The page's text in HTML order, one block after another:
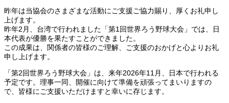
昨年は当協会のさまざまな活動にご支援ご協力賜り、厚くお礼申し
上げます。
昨年2月、台湾で行われました「第1回世界ろう野球大会」では、日
本代表が優勝を果たすことができました。
この成果は、関係者の皆様のご理解、ご支援のおかげと心よりお礼
申し上げます。
「第2回世界ろう野球大会」は、来年2026年11月、日本で行われる
予定です。理事一同、開催に向けて準備を頑張ってまいりますの
で、皆様にご支援いただけますと幸いに存じます。